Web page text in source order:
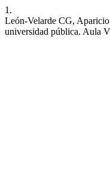
1.
León-Velarde CG,
universidad pública. Aula